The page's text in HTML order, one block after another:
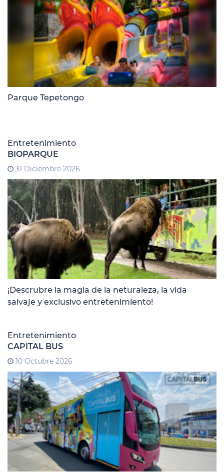
Parque Tepetongo
Entretenimiento
BIOPARQUE
31 Diciembre 2026
¡Descrubre la magia de la neturaleza, la vida
salvaje y exclusivo entretenimiento!
Entretenimiento
CAPITAL BUS
10 Octubre 2026